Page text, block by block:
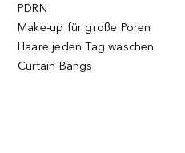
PDRN
Make-up für große Poren
Haare jeden Tag waschen
Curtain Bangs